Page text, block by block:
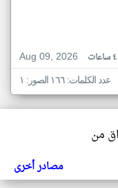
Aug 09, 2026
عدد الكلمات: ١٦٦ الصور: ١
من
مصادر أخرى